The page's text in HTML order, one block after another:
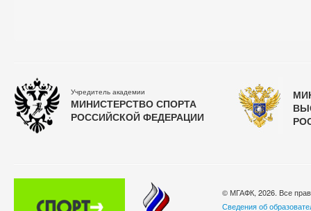
Учредитель академии
МИНИСТЕРСТВО СПОРТА
РОССИЙСКОЙ ФЕДЕРАЦИИ
© МГАФК, 2026. Все
Сведения об